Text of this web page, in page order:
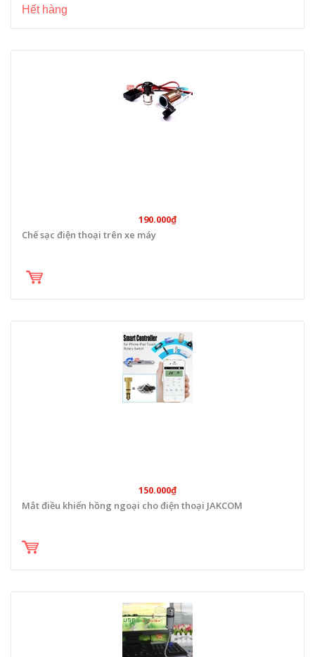
Hết hàng
190.000₫
Chế sạc điện thoại trên xe máy
150.000₫
Mắt điều khiển hồng ngoại cho điện thoại JAKCOM